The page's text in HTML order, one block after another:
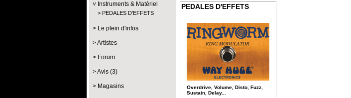
Instruments & Matériel
PEDALES D'EFFETS
Le plein d'infos
Artistes
Forum
Avis (3)
Magasins
PEDALES D'EFFETS
Overdrive, Volume, Disto, Fuzz,
Sustain, Delay...